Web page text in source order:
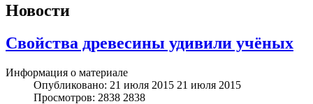
Новости
Свойства древесины удивили учёных
Информация о материале
Опубликовано: 21 июля 2015 21 июля 2015
Просмотров: 2838 2838